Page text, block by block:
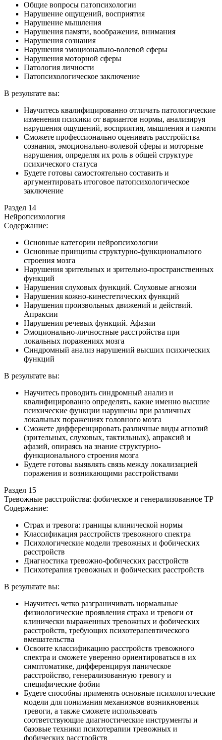
Общие вопросы патопсихологии
Нарушение ощущений, восприятия
Нарушение мышления
Нарушения памяти, воображения, внимания
Нарушения сознания
Нарушения эмоционально-волевой сферы
Нарушения моторной сферы
Патология личности
Патопсихологическое заключение
В результате вы:
Научитесь квалифицированно отличать патологические
изменения психики от вариантов нормы, анализируя
нарушения ощущений, восприятия, мышления и памяти
Сможете профессионально оценивать расстройства
сознания, эмоционально-волевой сферы и моторные
нарушения, определяя их роль в общей структуре
психического статуса
Будете готовы самостоятельно составить и
аргументировать итоговое патопсихологическое
заключение
Раздел 14
Нейропсихология
Содержание:
Основные категории нейропсихологии
Основные принципы структурно-функционального
строения мозга
Нарушения зрительных и зрительно-пространственных
функций
Нарушения слуховых функций. Слуховые агнозии
Нарушения кожно-кинестетических функций
Нарушения произвольных движений и действий.
Апраксии
Нарушения речевых функций. Афазии
Эмоционально-личностные расстройства при
локальных поражениях мозга
Синдромный анализ нарушений высших психических
функций
В результате вы:
Научитесь проводить синдромный анализ и
квалифицированно определять, какие именно высшие
психические функции нарушены при различных
локальных поражениях головного мозга
Сможете дифференцировать различные виды агнозий
(зрительных, слуховых, тактильных), апраксий и
афазий, опираясь на знание структурно-
функционального строения мозга
Будете готовы выявлять связь между локализацией
поражения и возникающими расстройствами
Раздел 15
Тревожные расстройства: фобическое и генерализованное ТР
Содержание:
Страх и тревога: границы клинической нормы
Классификация расстройств тревожного спектра
Психологические модели тревожных и фобических
расстройств
Диагностика тревожно-фобических расстройств
Психотерапия тревожных и фобических расстройств
В результате вы:
Научитесь четко разграничивать нормальные
физиологические проявления страха и тревоги от
клинически выраженных тревожных и фобических
расстройств, требующих психотерапевтического
вмешательства
Освоите классификацию расстройств тревожного
спектра и сможете уверенно ориентироваться в их
симптоматике, дифференцируя паническое
расстройство, генерализованную тревогу и
специфические фобии
Будете способны применять основные психологические
модели для понимания механизмов возникновения
тревоги, а также сможете использовать
соответствующие диагностические инструменты и
базовые техники психотерапии тревожных и
фобических расстройств